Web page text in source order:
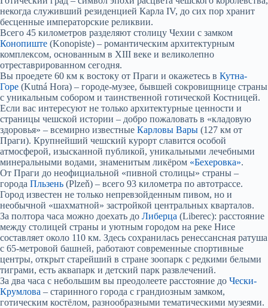
некогда служивший резиденцией Карла IV, до сих пор хранит
бесценные императорские реликвии.
Всего 45 километров разделяют столицу Чехии с замком
Конопиште (Konopiste) – романтическим архитектурным
комплексом, основанным в XIII веке и великолепно
отреставрированном сегодня.
Вы проедете 60 км к востоку от Праги и окажетесь в Кутна-
Горе (Kutná Hora) – городе-музее, бывшей сокровищнице страны
с уникальным собором и таинственной готической Костницей.
Если вас интересуют не только архитектурные ценности и
страницы чешской истории – добро пожаловать в «кладовую
здоровья» – всемирно известные Карловы Вары (127 км от
Праги). Крупнейший чешский курорт славится особой
атмосферой, изысканной публикой, уникальными лечебными
минеральными водами, знаменитым ликёром «Бехеровка».
От Праги до неофициальной «пивной столицы» страны –
города Пльзень (Plzeň) – всего 93 километра по автотрассе.
Город известен не только непревзойденным пивом, но и
необычной «шахматной» застройкой центральных кварталов.
За полтора часа можно доехать до Либерца (Liberec): расстояние
между столицей страны и уютным городом на реке Нисе
составляет около 110 км. Здесь сохранилась ренессансная ратуша
с 65-метровой башней, работают современные спортивные
центры, открыт старейший в стране зоопарк с редкими белыми
тиграми, есть аквапарк и детский парк развлечений.
За два часа с небольшим вы преодолеете расстояние до Чески-
Крумлова – старинного города с грандиозным замком,
готическим костёлом, разнообразными тематическими музеями.